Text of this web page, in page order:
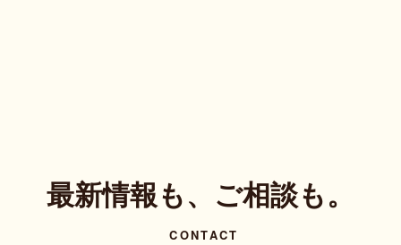
最新情報も、ご相談も。
CONTACT